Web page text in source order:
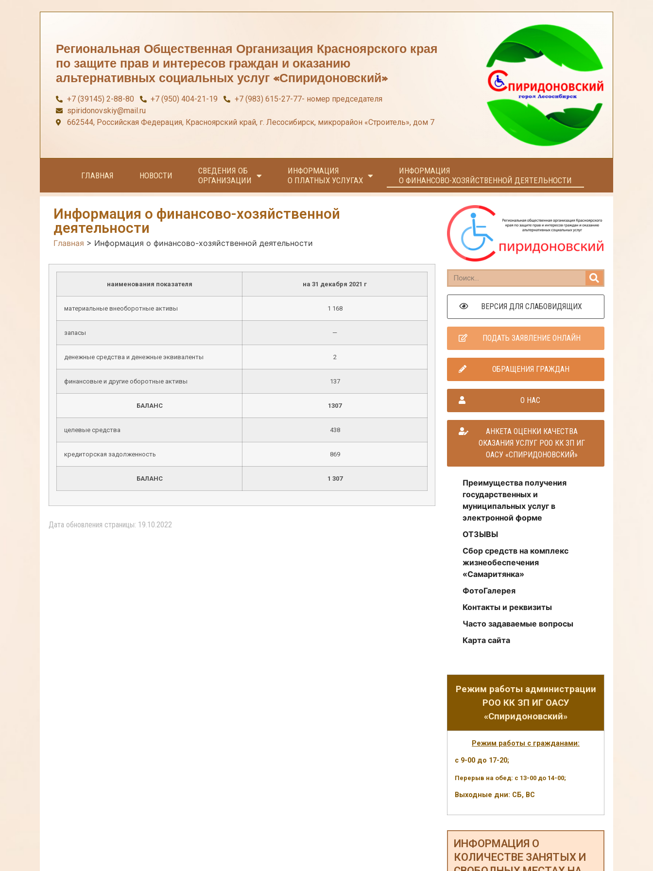
Региональная Общественная Организация Красноярского края
по защите прав и интересов граждан и оказанию
альтернативных социальных услуг «Спиридоновский»
+7 (39145) 2-88-80 +7 (950) 404-21-19
+7 (983) 615-27-77- номер председателя
spiridonovskiy@mail.ru
662544, Российская Федерация, Красноярский край, г. Лесосибирск, микрорайон «Строитель», дом 7
ГЛАВНАЯ НОВОСТИ
СВЕДЕНИЯ ОБ
ОРГАНИЗАЦИИ
ИНФОРМАЦИЯ
О ПЛАТНЫХ УСЛУГАХ
ИНФОРМАЦИЯ
О ФИНАНСОВО-ХОЗЯЙСТВЕННОЙ ДЕЯТЕЛЬНОСТИ
Информация о финансово-хозяйственной
деятельности
Главная > Информация о финансово-хозяйственной деятельности
наименования показателя на 31 декабря 2021 г
материальные внеоборотные активы 1 168
запасы —
денежные средства и денежные эквиваленты 2
финансовые и другие оборотные активы 137
БАЛАНС 1307
целевые средства 438
кредиторская задолженность 869
БАЛАНС 1 307
Дата обновления страницы: 19.10.2022
ВЕРСИЯ ДЛЯ СЛАБОВИДЯЩИХ
ПОДАТЬ ЗАЯВЛЕНИЕ ОНЛАЙН
ОБРАЩЕНИЯ ГРАЖДАН
О НАС
АНКЕТА ОЦЕНКИ КАЧЕСТВА
ОКАЗАНИЯ УСЛУГ РОО КК ЗП ИГ
ОАСУ «СПИРИДОНОВСКИЙ»
Преимущества получения
государственных и
муниципальных услуг в
электронной форме
ОТЗЫВЫ
Сбор средств на комплекс
жизнеобеспечения
«Самаритянка»
ФотоГалерея
Контакты и реквизиты
Часто задаваемые вопросы
Карта сайта
Режим работы администрации
РОО КК ЗП ИГ ОАСУ
«Спиридоновский»
Режим работы с гражданами:
с 9-00 до 17-20;
Перерыв на обед: с 13-00 до 14-00;
Выходные дни: СБ, ВС
ИНФОРМАЦИЯ О
КОЛИЧЕСТВЕ ЗАНЯТЫХ И